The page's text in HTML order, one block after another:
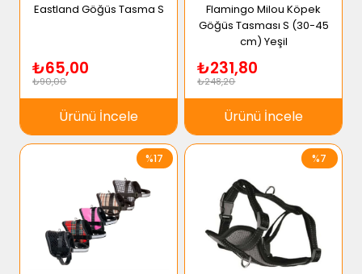
Eastland Göğüs Tasma S
₺65,00
₺90,00
Ürünü İncele
Flamingo Milou Köpek
Göğüs Tasması S (30-45
cm) Yeşil
₺231,80
₺248,20
Ürünü İncele
%17 %7